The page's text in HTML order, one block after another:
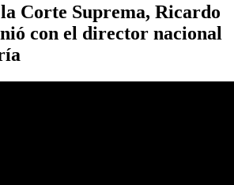
Corte Suprema, Ricardo
con el director nacional